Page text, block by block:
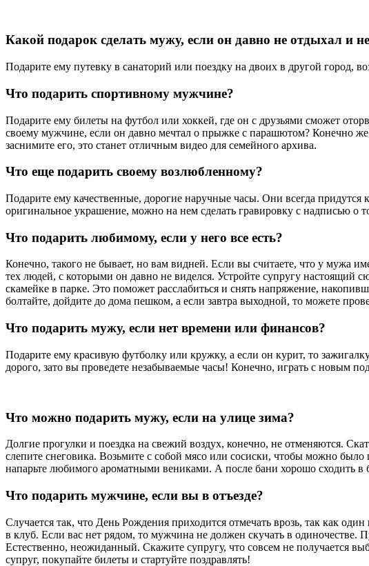
Какой подарок сделать мужу, если он давно не отдыхал и
Подарите ему путевку в санаторий или поездку на двоих в другой город,
Что подарить спортивному мужчине?
Подарите ему билеты на футбол или хоккей, где он с друзьями сможет
своему мужчине, если он давно мечтал о прыжке с парашютом? Конечно
заснимите его, это станет отличным видео для семейного архива.
Что еще подарить своему возлюбленному?
Подарите ему качественные, дорогие наручные часы. Они всегда придутся
оригинальное украшение, можно на нем сделать гравировку с надписью о
Что подарить любимому, если у него все есть?
Конечно, такого не бывает, но вам видней. Если вы считаете, что у мужа
тех людей, с которыми он давно не виделся. Устройте супругу настоящий
скамейке в парке. Это поможет расслабиться и снять напряжение,
болтайте, дойдите до дома пешком, а если завтра выходной, то можете
Что подарить мужу, если нет времени или финансов?
Подарите ему красивую футболку или кружку, а если он курит, то
дорого, зато вы проведете незабываемые часы! Конечно, играть с новым
Что можно подарить мужу, если на улице зима?
Долгие прогулки и поездка на свежий воздух, конечно, не отменяются.
слепите снеговика. Возьмите с собой мясо или сосиски, чтобы можно
напарьте любимого ароматными вениками. А после бани хорошо сходить в
Что подарить мужчине, если вы в отъезде?
Случается так, что День Рождения приходится отмечать врозь, так как
в клуб. Если вас нет рядом, то мужчина не должен скучать в
Естественно, неожиданный. Скажите супругу, что совсем не получается
супруг, покупайте билеты и стартуйте поздравлять!